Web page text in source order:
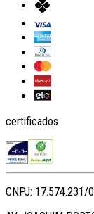
certificados
CNPJ: 17.574.231/